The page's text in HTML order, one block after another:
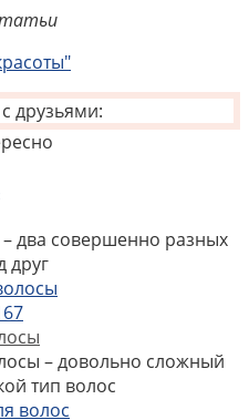
друзьями:
два совершенно разных
друг
– довольно сложный
тип волос